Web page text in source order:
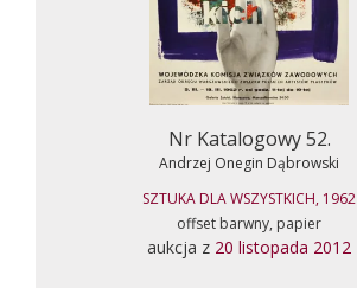
Nr Katalogowy 52.
Andrzej Onegin Dąbrowski
SZTUKA DLA WSZYSTKICH, 1962
offset barwny, papier
aukcja z 20 listopada 2012